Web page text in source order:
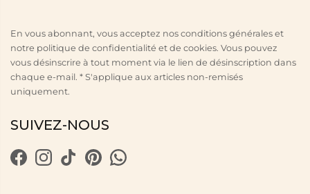
En vous abonnant, vous acceptez nos conditions générales et
notre politique de confidentialité et de cookies. Vous pouvez
vous désinscrire à tout moment via le lien de désinscription dans
chaque e-mail. * S'applique aux articles non-remisés
uniquement.
SUIVEZ-NOUS